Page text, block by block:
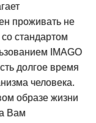
проживать не
стандартом
IMAGO
долгое время
человека.
образе жизни
Вам